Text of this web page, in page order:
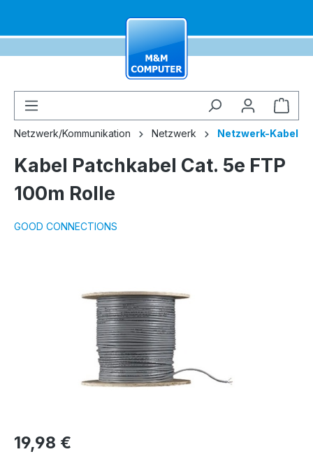
Netzwerk/Kommunikation Netzwerk Netzwerk-Kabel
Kabel Patchkabel Cat. 5e FTP
100m Rolle
GOOD CONNECTIONS
19,98 €